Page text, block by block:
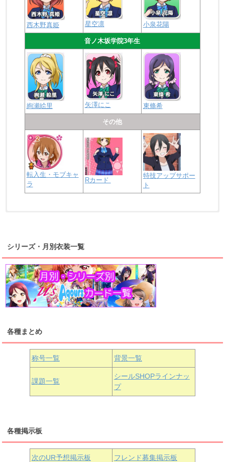
西木野真姫 星空凛 小泉花陽
音ノ木坂学院3年生
絢瀬絵里 矢澤にこ 東條希
その他
転入生・モブキャ
ラ
Rカード
特技アップサポー
ト
桜内梨子 高海千歌 渡辺曜
浦の星女学院1年生
津島善子 黒澤ルビィ
浦の星女学院3年生
黒澤ダイヤ
上原歩夢 宮下愛 優木せつ菜
虹ヶ咲学園1年生
中須かすみ 天王寺璃奈
シリーズ・月別衣装一覧
各種まとめ
称号一覧 背景一覧
課題一覧
シールSHOPラインナッ
プ
各種掲示板
次のUR予想掲示板 フレンド募集掲示板